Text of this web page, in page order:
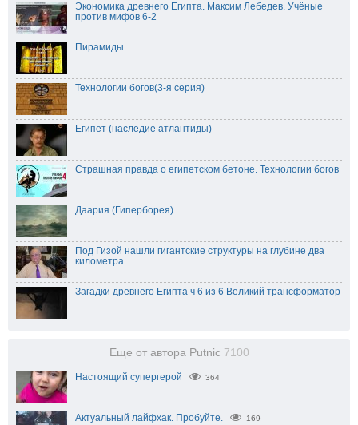
Экономика древнего Египта. Максим Лебедев. Учёные
против мифов 6-2
Пирамиды
Технологии богов(3-я серия)
Египет (наследие атлантиды)
Страшная правда о египетском бетоне. Технологии богов
Даария (Гиперборея)
Под Гизой нашли гигантские структуры на глубине два
километра
Загадки древнего Египта ч 6 из 6 Великий трансформатор
Еще от автора Putnic 7100
Настоящий супергерой 364
Актуальный лайфхак. Пробуйте. 169